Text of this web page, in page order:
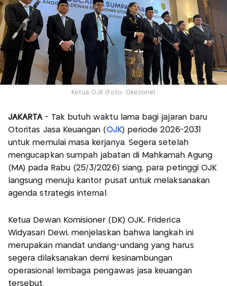
Ketua OJK (Foto: Okezone)
JAKARTA- Tak butuh waktu lama bagi jajaran baru
Otoritas Jasa Keuangan (OJK) periode 2026-2031
untuk memulai masa kerjanya. Segera setelah
mengucapkan sumpah jabatan di Mahkamah Agung
(MA) pada Rabu (25/3/2026) siang, para petinggi OJK
langsung menuju kantor pusat untuk melaksanakan
agenda strategis internal.
Ketua Dewan Komisioner (DK) OJK, Friderica
Widyasari Dewi, menjelaskan bahwa langkah ini
merupakan mandat undang-undang yang harus
segera dilaksanakan demi kesinambungan
operasional lembaga pengawas jasa keuangan
tersebut.